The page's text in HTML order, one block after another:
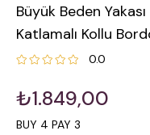
Büyük Beden
Katlamalı Kollu
0.0
₺1.849,00
BUY 4 PAY 3